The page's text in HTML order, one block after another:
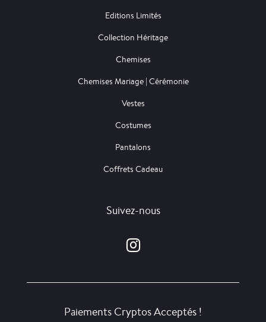
Editions Limités
Collection Héritage
Chemises
Chemises Mariage | Cérémonie
Vestes
Costumes
Pantalons
Coffrets Cadeau
Suivez-nous
Paiements Cryptos Acceptés !